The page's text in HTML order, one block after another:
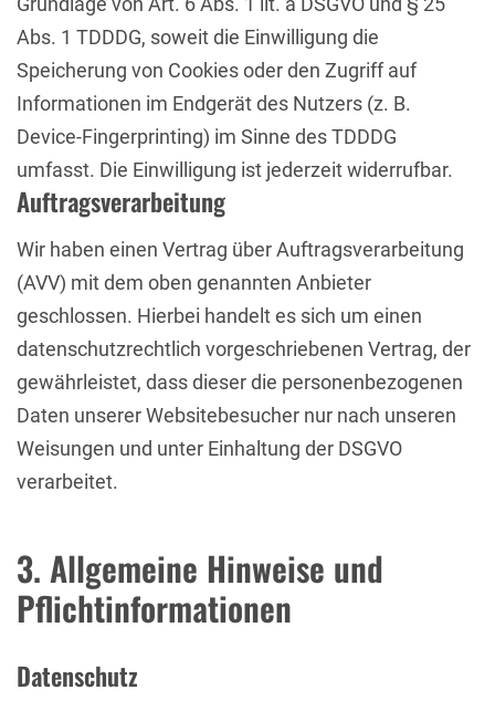
Abs. 1 TDDDG, soweit die Einwilligung die
Speicherung von Cookies oder den Zugriff auf
Informationen im Endgerät des Nutzers (z. B.
Device-Fingerprinting) im Sinne des TDDDG
umfasst. Die Einwilligung ist jederzeit widerrufbar.
Auftragsverarbeitung
Wir haben einen Vertrag über Auftragsverarbeitung
(AVV) mit dem oben genannten Anbieter
geschlossen. Hierbei handelt es sich um einen
datenschutzrechtlich vorgeschriebenen Vertrag, der
gewährleistet, dass dieser die personenbezogenen
Daten unserer Websitebesucher nur nach unseren
Weisungen und unter Einhaltung der DSGVO
verarbeitet.
3. Allgemeine Hinweise und
Pflichtinformationen
Datenschutz